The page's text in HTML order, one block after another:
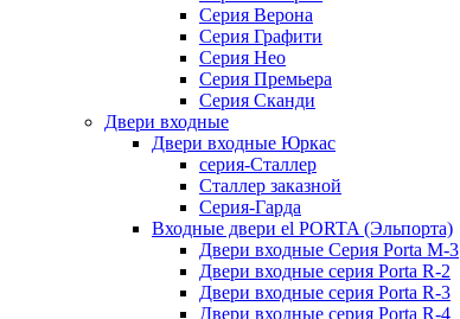
Серия Верона
Серия Графити
Серия Нео
Серия Премьера
Серия Сканди
Двери входные
Двери входные Юркас
серия-Сталлер
Сталлер заказной
Серия-Гарда
Входные двери el PORTA (Эльпорта)
Двери входные Серия Porta M-3
Двери входные серия Porta R-2
Двери входные серия Porta R-3
Двери входные серия Porta R-4